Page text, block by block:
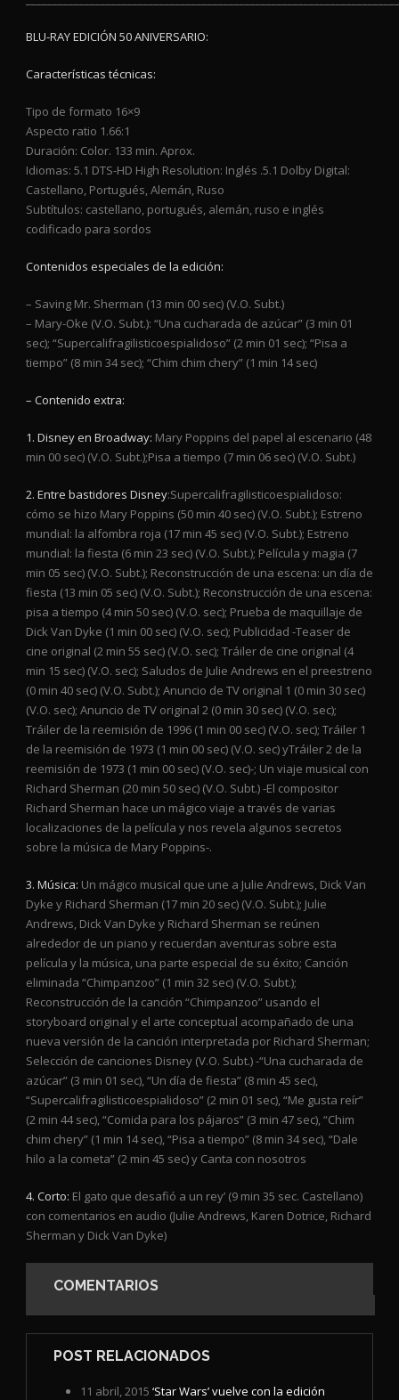
BLU-RAY EDICIÓN 50 ANIVERSARIO:
Características técnicas:
Tipo de formato 16×9
Aspecto ratio 1.66:1
Duración: Color. 133 min. Aprox.
Idiomas: 5.1 DTS-HD High Resolution: Inglés .5.1 Dolby Digital:
Castellano, Portugués, Alemán, Ruso
Subtítulos: castellano, portugués, alemán, ruso e inglés
codificado para sordos
Contenidos especiales de la edición:
– Saving Mr. Sherman (13 min 00 sec) (V.O. Subt.)
– Mary-Oke (V.O. Subt.): “Una cucharada de azúcar” (3 min 01
sec); “Supercalifragilisticoespialidoso” (2 min 01 sec); “Pisa a
tiempo” (8 min 34 sec); “Chim chim chery” (1 min 14 sec)
– Contenido extra:
1. Disney en Broadway: Mary Poppins del papel al escenario (48
min 00 sec) (V.O. Subt.);Pisa a tiempo (7 min 06 sec) (V.O. Subt.)
2. Entre bastidores Disney:Supercalifragilisticoespialidoso:
cómo se hizo Mary Poppins (50 min 40 sec) (V.O. Subt.); Estreno
mundial: la alfombra roja (17 min 45 sec) (V.O. Subt.); Estreno
mundial: la fiesta (6 min 23 sec) (V.O. Subt.); Película y magia (7
min 05 sec) (V.O. Subt.); Reconstrucción de una escena: un día de
fiesta (13 min 05 sec) (V.O. Subt.); Reconstrucción de una escena:
pisa a tiempo (4 min 50 sec) (V.O. sec); Prueba de maquillaje de
Dick Van Dyke (1 min 00 sec) (V.O. sec); Publicidad -Teaser de
cine original (2 min 55 sec) (V.O. sec); Tráiler de cine original (4
min 15 sec) (V.O. sec); Saludos de Julie Andrews en el preestreno
(0 min 40 sec) (V.O. Subt.); Anuncio de TV original 1 (0 min 30 sec)
(V.O. sec); Anuncio de TV original 2 (0 min 30 sec) (V.O. sec);
Tráiler de la reemisión de 1996 (1 min 00 sec) (V.O. sec); Tráiler 1
de la reemisión de 1973 (1 min 00 sec) (V.O. sec) yTráiler 2 de la
reemisión de 1973 (1 min 00 sec) (V.O. sec)-; Un viaje musical con
Richard Sherman (20 min 50 sec) (V.O. Subt.) -El compositor
Richard Sherman hace un mágico viaje a través de varias
localizaciones de la película y nos revela algunos secretos
sobre la música de Mary Poppins-.
3. Música: Un mágico musical que une a Julie Andrews, Dick Van
Dyke y Richard Sherman (17 min 20 sec) (V.O. Subt.); Julie
Andrews, Dick Van Dyke y Richard Sherman se reúnen
alrededor de un piano y recuerdan aventuras sobre esta
película y la música, una parte especial de su éxito; Canción
eliminada “Chimpanzoo” (1 min 32 sec) (V.O. Subt.);
Reconstrucción de la canción “Chimpanzoo” usando el
storyboard original y el arte conceptual acompañado de una
nueva versión de la canción interpretada por Richard Sherman;
Selección de canciones Disney (V.O. Subt.) -“Una cucharada de
azúcar” (3 min 01 sec), “Un día de fiesta” (8 min 45 sec),
“Supercalifragilisticoespialidoso” (2 min 01 sec), “Me gusta reír”
(2 min 44 sec), “Comida para los pájaros” (3 min 47 sec), “Chim
chim chery” (1 min 14 sec), “Pisa a tiempo” (8 min 34 sec), “Dale
hilo a la cometa” (2 min 45 sec) y Canta con nosotros
4. Corto: El gato que desafió a un rey’ (9 min 35 sec. Castellano)
con comentarios en audio (Julie Andrews, Karen Dotrice, Richard
Sherman y Dick Van Dyke)
COMENTARIOS
POST RELACIONADOS
11 abril, 2015 ‘Star Wars’ vuelve con la edición